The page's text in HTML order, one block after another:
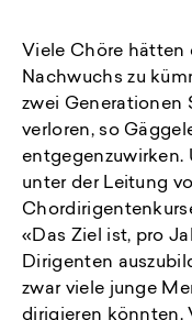
Viele Chöre hätten
Nachwuchs zu
zwei Generationen
verloren, so
entgegenzuwirken.
unter der Leitung
«Das Ziel ist, pro
Dirigenten
zwar viele junge
dirigieren könnten.